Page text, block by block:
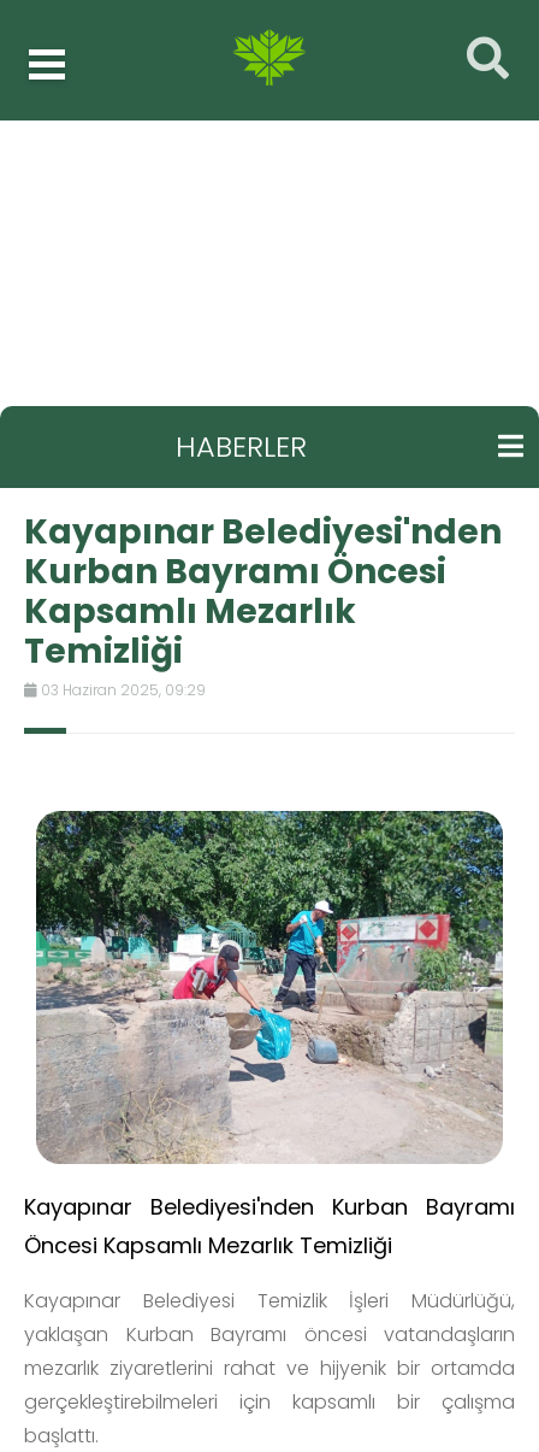
HABERLER
Kayapınar Belediyesi'nden
Kurban Bayramı Öncesi
Kapsamlı Mezarlık
Temizliği
03 Haziran 2025, 09:29
Kayapınar Belediyesi'nden Kurban Bayramı
Öncesi Kapsamlı Mezarlık Temizliği
Kayapınar Belediyesi Temizlik İşleri Müdürlüğü,
yaklaşan Kurban Bayramı öncesi vatandaşların
mezarlık ziyaretlerini rahat ve hijyenik bir ortamda
gerçekleştirebilmeleri için kapsamlı bir çalışma
başlattı.